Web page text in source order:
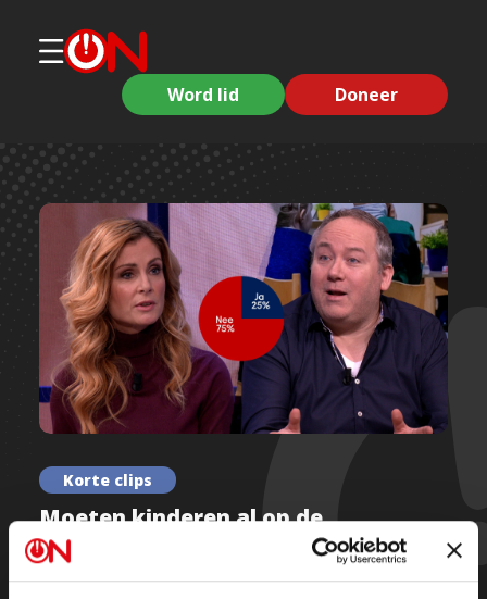
Word lid Doneer
Korte clips
Moeten kinderen al op de
basisschool seksuele voorlichting
krijgen? | Ongehoord Nieuws